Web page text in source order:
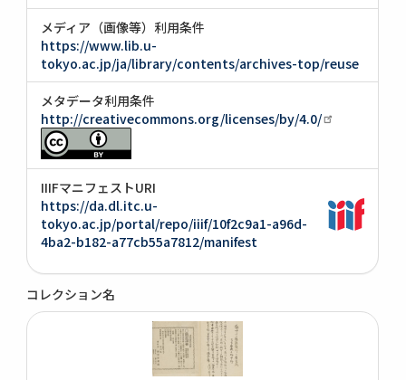
メディア（画像等）利用条件
https://www.lib.u-
tokyo.ac.jp/ja/library/contents/archives-top/reuse
メタデータ利用条件
http://creativecommons.org/licenses/by/4.0/
IIIFマニフェストURI
https://da.dl.itc.u-
tokyo.ac.jp/portal/repo/iiif/10f2c9a1-a96d-
4ba2-b182-a77cb55a7812/manifest
コレクション名